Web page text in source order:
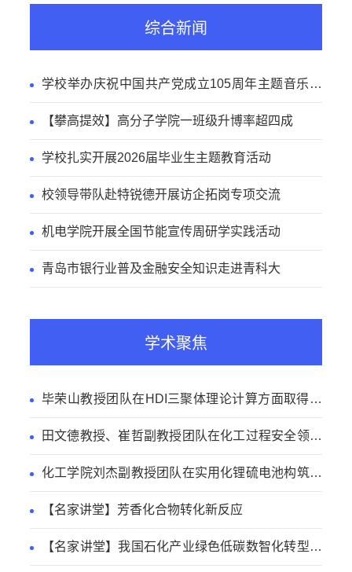
综合新闻
学校举办庆祝中国共产党成立105周年主题音乐党
【攀高提效】高分子学院一班级升博率超四成
学校扎实开展2026届毕业生主题教育活动
校领导带队赴特锐德开展访企拓岗专项交流
机电学院开展全国节能宣传周研学实践活动
青岛市银行业普及金融安全知识走进青科大
学术聚焦
毕荣山教授团队在HDI三聚体理论计算方面取得新
田文德教授、崔哲副教授团队在化工过程安全领域
化工学院刘杰副教授团队在实用化锂硫电池构筑方
【名家讲堂】芳香化合物转化新反应
【名家讲堂】我国石化产业绿色低碳数智化转型路